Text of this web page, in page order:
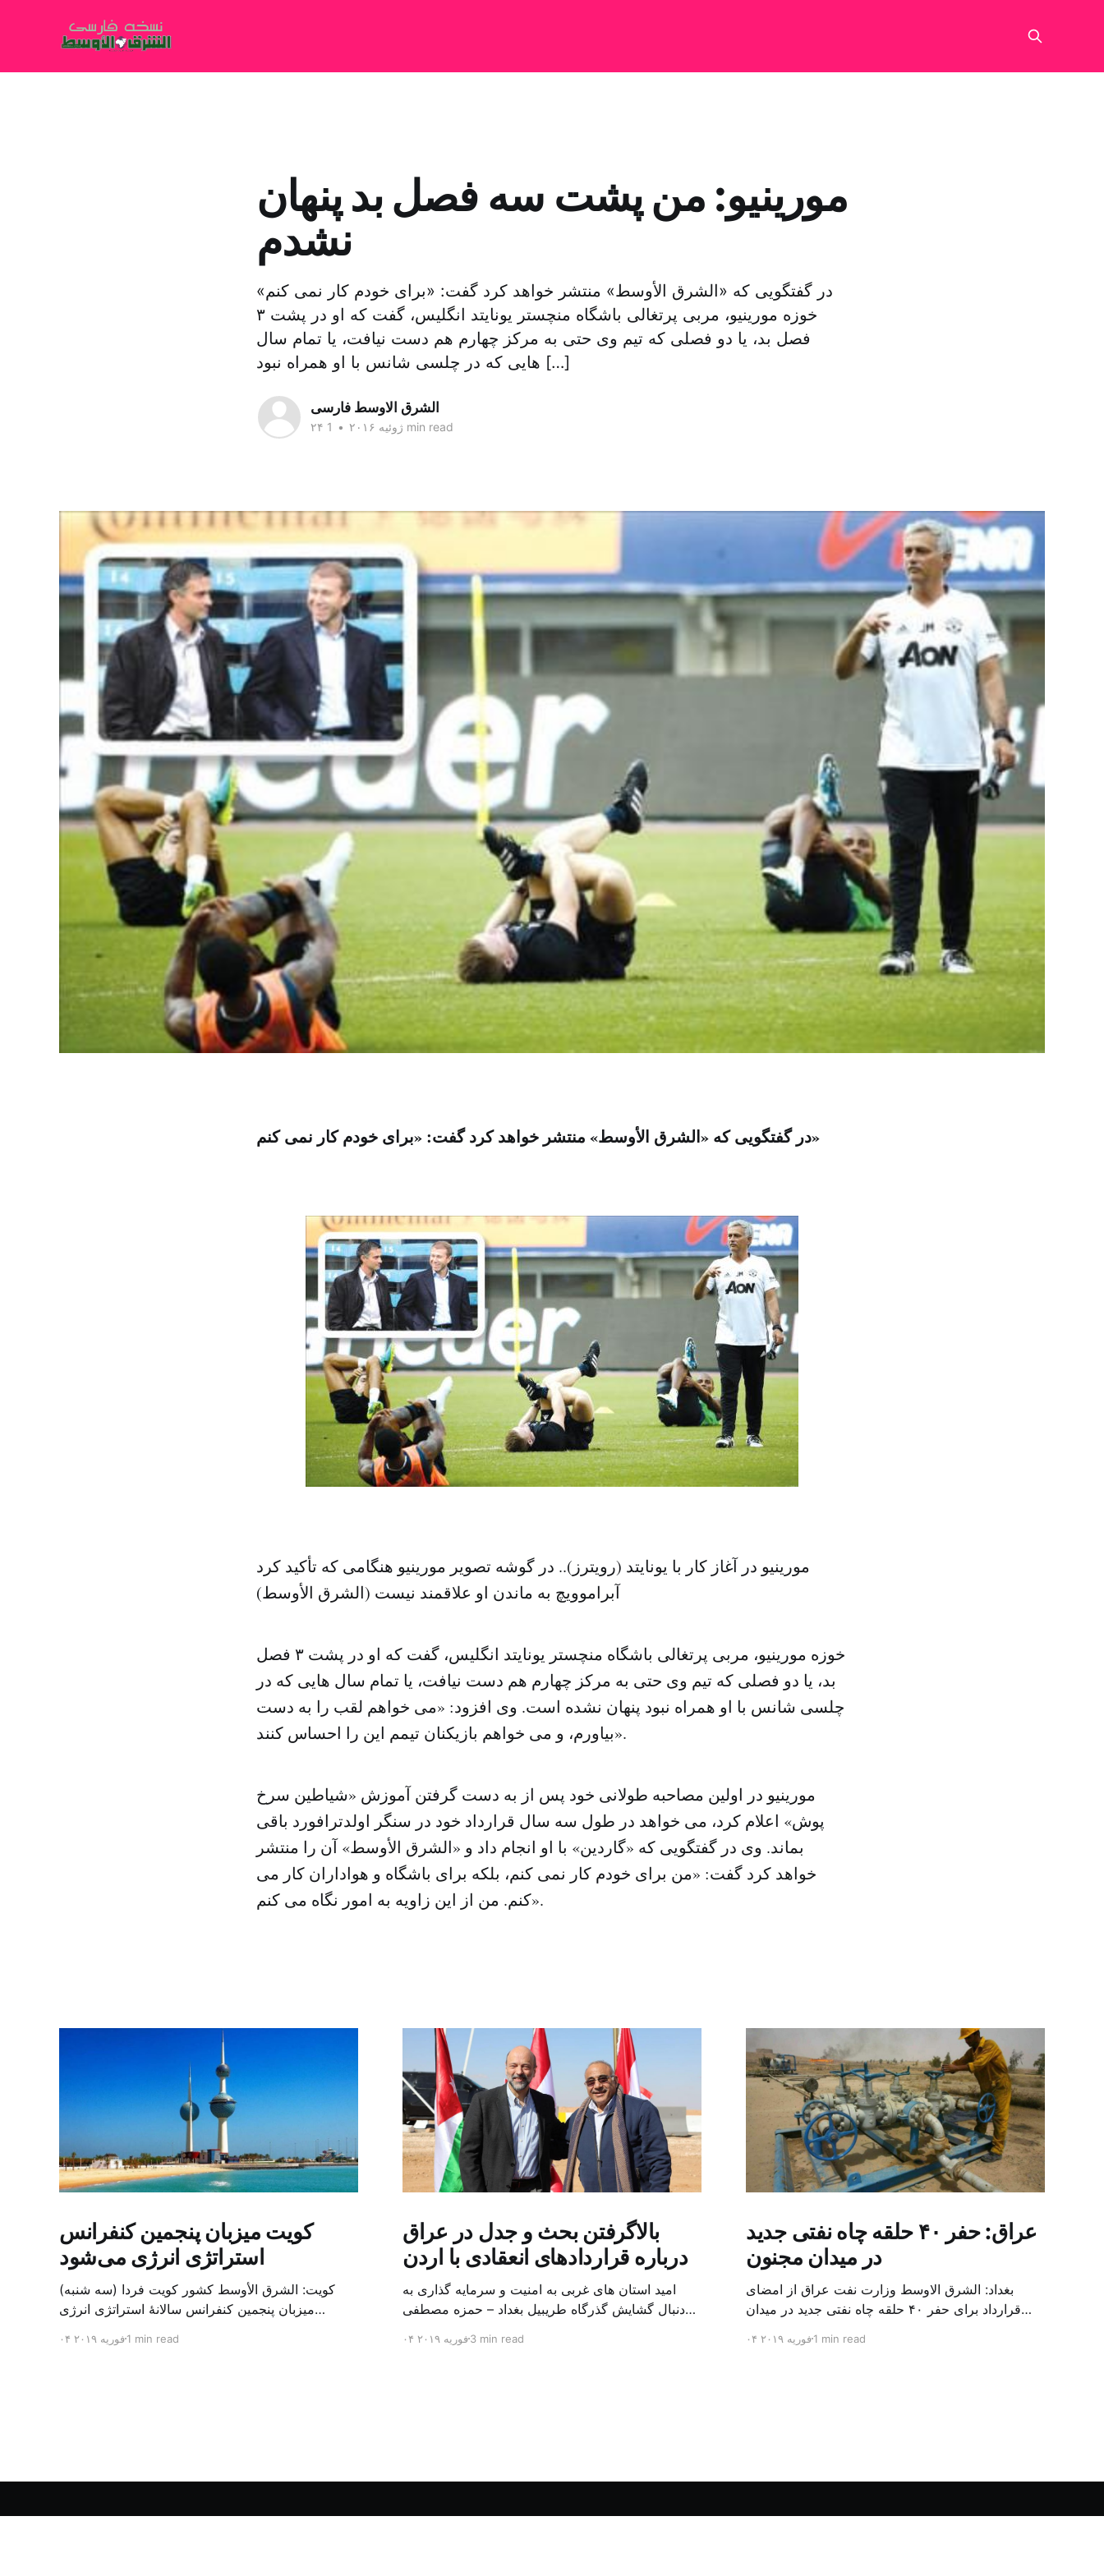
مورینیو: من پشت سه فصل بد پنهان
نشدم
در گفتگویی که «الشرق الأوسط» منتشر خواهد کرد گفت: «برای خودم کار نمی کنم»
خوزه مورینیو، مربی پرتغالی باشگاه منچستر یونایتد انگلیس، گفت که او در پشت ۳
فصل بد، یا دو فصلی که تیم وی حتی به مرکز چهارم هم دست نیافت، یا تمام سال
هایی که در چلسی شانس با او همراه نبود […]
الشرق الاوسط فارسی
۲۴ ژوئیه ۲۰۱۶ • 1 min read
در گفتگویی که «الشرق الأوسط» منتشر خواهد کرد گفت: «برای خودم کار نمی کنم»
مورینیو در آغاز کار با یونایتد (رویترز).. در گوشه تصویر مورینیو هنگامی که تأکید کرد
آبراموویچ به ماندن او علاقمند نیست (الشرق الأوسط)
خوزه مورینیو، مربی پرتغالی باشگاه منچستر یونایتد انگلیس، گفت که او در پشت ۳ فصل
بد، یا دو فصلی که تیم وی حتی به مرکز چهارم هم دست نیافت، یا تمام سال هایی که در
چلسی شانس با او همراه نبود پنهان نشده است. وی افزود: «می خواهم لقب را به دست
بیاورم، و می خواهم بازیکنان تیمم این را احساس کنند».
مورینیو در اولین مصاحبه طولانی خود پس از به دست گرفتن آموزش «شیاطین سرخ
پوش» اعلام کرد، می خواهد در طول سه سال قرارداد خود در سنگر اولدترافورد باقی
بماند. وی در گفتگویی که «گاردین» با او انجام داد و «الشرق الأوسط» آن را منتشر
خواهد کرد گفت: «من برای خودم کار نمی کنم، بلکه برای باشگاه و هواداران کار می
کنم. من از این زاویه به امور نگاه می کنم».
کویت میزبان پنجمین کنفرانس
استراتژی انرژی می‌شود
کویت: الشرق الأوسط کشور کویت فردا (سه شنبه)
میزبان پنجمین کنفرانس سالانهٔ استراتژی انرژی
الشرق الاوسط، حدود ۳۰۰ متخصص از شرکت‌های
۰۴ فوریه ۲۰۱۹1 min read
بالاگرفتن بحث و جدل در عراق
درباره قراردادهای انعقادی با اردن
امید استان های غربی به امنیت و سرمایه گذاری به
دنبال گشایش گذرگاه طریبیل بغداد – حمزه مصطفی
طریبیل توسط عادل عبد المهدی نخست وزیر عراق و
۰۴ فوریه ۲۰۱۹3 min read
عراق: حفر ۴۰ حلقه چاه نفتی جدید
در میدان مجنون
بغداد: الشرق الاوسط وزارت نفت عراق از امضای
قرارداد برای حفر ۴۰ حلقه چاه نفتی جدید در میدان
محمد خضیر مدعامل شرکت حفاری عراق روز یکشنبه
۰۴ فوریه ۲۰۱۹1 min read